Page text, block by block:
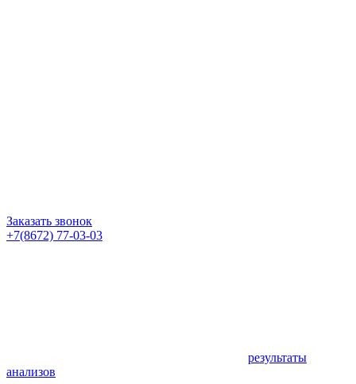
Заказать звонок
+7(8672) 77-03-03
результаты
анализов